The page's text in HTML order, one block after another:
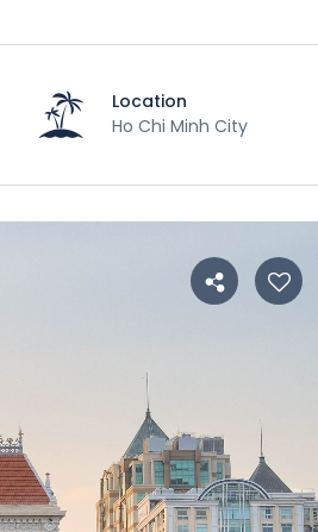
Location
Ho Chi Minh City